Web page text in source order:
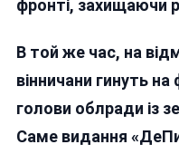
фронті, захищаючи
В той же час, на
вінничани гинуть
голови облради із
Саме видання